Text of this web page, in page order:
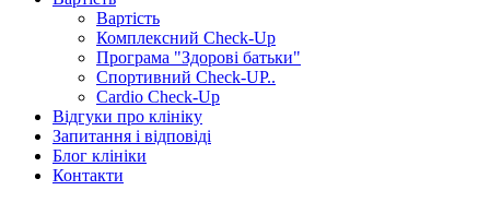
Вартість
Комплексний Check-Up
Програма "Здорові батьки"
Спортивний Check-UP..
Cardio Check-Up
Відгуки про клініку
Запитання і відповіді
Блог клініки
Контакти